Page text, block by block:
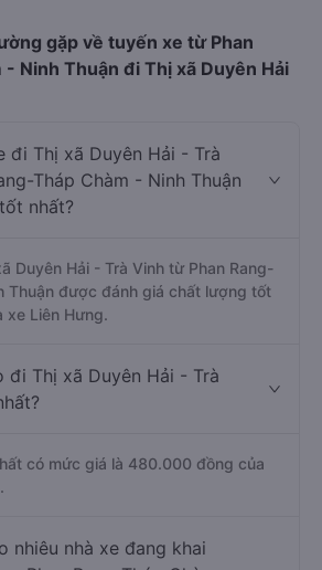
gặp về tuyến xe từ Phan
- Ninh Thuận đi Thị xã Duyên Hải
đi Thị xã Duyên Hải - Trà
Tháp Chàm - Ninh Thuận
nhất?
Duyên Hải - Trà Vinh từ Phan Rang-
Thuận được đánh giá chất lượng tốt
xe Liên Hưng.
đi Thị xã Duyên Hải - Trà
có mức giá là 480.000 đồng của
nhiêu nhà xe đang khai